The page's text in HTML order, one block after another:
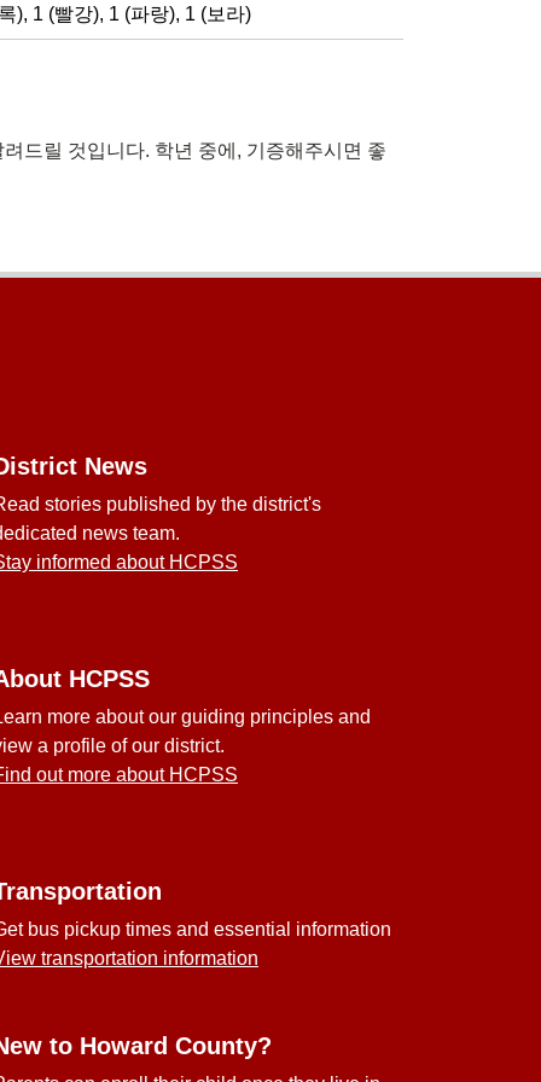
), 1 (빨강), 1 (파랑), 1 (보라)
드릴 것입니다. 학년 중에, 기증해주시면 좋
News
stories published by the district's
news team.
informed about HCPSS
HCPSS
more about our guiding principles and
a profile of our district.
out more about HCPSS
bus pickup times and essential information
transportation information
to Howard County?